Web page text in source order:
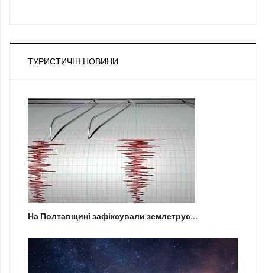
ТУРИСТИЧНІ НОВИНИ
На Полтавщині зафіксували землетрус...